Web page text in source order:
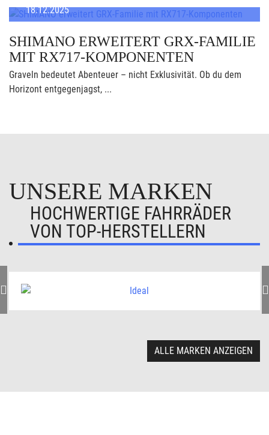
18.12.2025
SHIMANO ERWEITERT GRX-FAMILIE
MIT RX717-KOMPONENTEN
Graveln bedeutet Abenteuer – nicht Exklusivität. Ob du dem
Horizont entgegenjagst, ...
UNSERE MARKEN
HOCHWERTIGE FAHRRÄDER
VON TOP-HERSTELLERN
ALLE MARKEN ANZEIGEN